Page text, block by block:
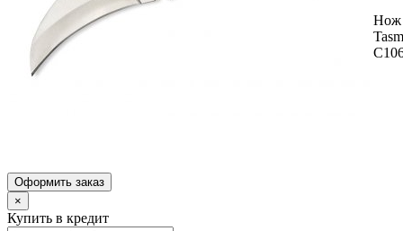
Нож
Оформить заказ
×
Купить в кредит